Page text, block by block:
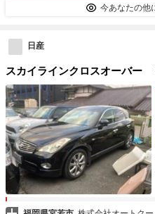
今あなたの他
日産
スカイラインクロスオーバー